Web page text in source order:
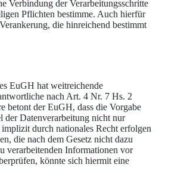
Verbindung der Verarbeitungsschritte
Pflichten bestimme. Auch hierfür
die hinreichend bestimmt
EuGH hat weitreichende
nach Art. 4 Nr. 7 Hs. 2
betont der EuGH, dass die Vorgabe
der Datenverarbeitung nicht nur
durch nationales Recht erfolgen
die nach dem Gesetz nicht dazu
verarbeitenden Informationen vor
könnte sich hiermit eine